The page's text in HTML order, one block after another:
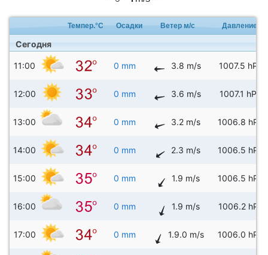
Темпер.°C Осадки Ветер м/с Давление
Сегодня
11:00 0 mm 3.8 m/s 1007.5 hPa
12:00 0 mm 3.6 m/s 1007.1 hPa
13:00 0 mm 3.2 m/s 1006.8 hPa
14:00 0 mm 2.3 m/s 1006.5 hPa
15:00 0 mm 1.9 m/s 1006.5 hPa
16:00 0 mm 1.9 m/s 1006.2 hPa
17:00 0 mm 1.9.0 m/s 1006.0 hPa